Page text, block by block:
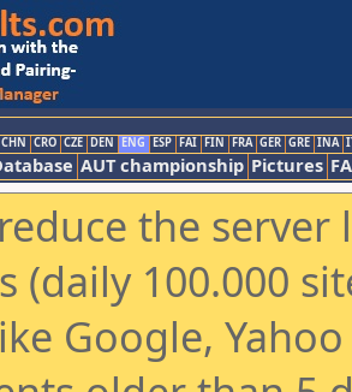
CHN CRO CZE DEN ENG ESP FAI FIN FRA GER GRE INA
AUT championship Pictures
the
(daily 100.000
Google,